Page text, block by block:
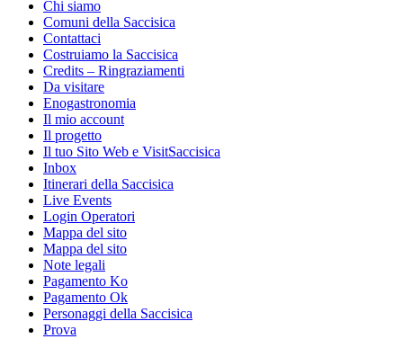
Chi siamo
Comuni della Saccisica
Contattaci
Costruiamo la Saccisica
Credits – Ringraziamenti
Da visitare
Enogastronomia
Il mio account
Il progetto
Il tuo Sito Web e VisitSaccisica
Inbox
Itinerari della Saccisica
Live Events
Login Operatori
Mappa del sito
Mappa del sito
Note legali
Pagamento Ko
Pagamento Ok
Personaggi della Saccisica
Prova